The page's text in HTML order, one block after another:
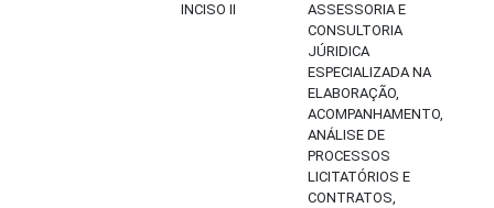
INCISO II
ASSESSORIA E
CONSULTORIA
JÚRIDICA
ESPECIALIZADA NA
ELABORAÇÃO,
ACOMPANHAMENTO,
ANÁLISE DE
PROCESSOS
LICITATÓRIOS E
CONTRATOS,